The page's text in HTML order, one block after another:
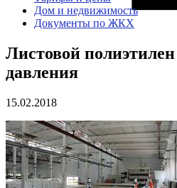
Дом и недвижимость
Документы по ЖКХ
Листовой полиэтилен
давления
15.02.2018